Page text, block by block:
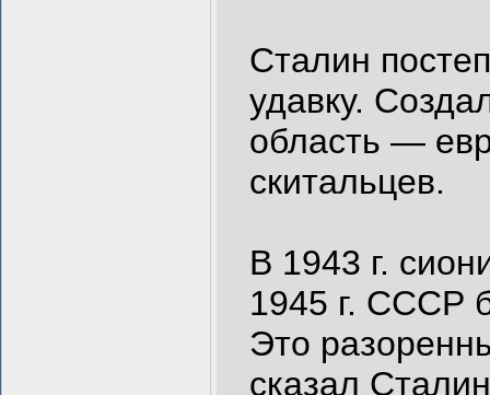
Сталин
удавку.
область —
скитальцев.
В 1943 г.
1945 г. СССР
Это
сказал